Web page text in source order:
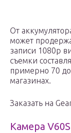
От
может
записи 1080p
съемки
примерно 70
магазинах.
Заказать на
Камера V60S